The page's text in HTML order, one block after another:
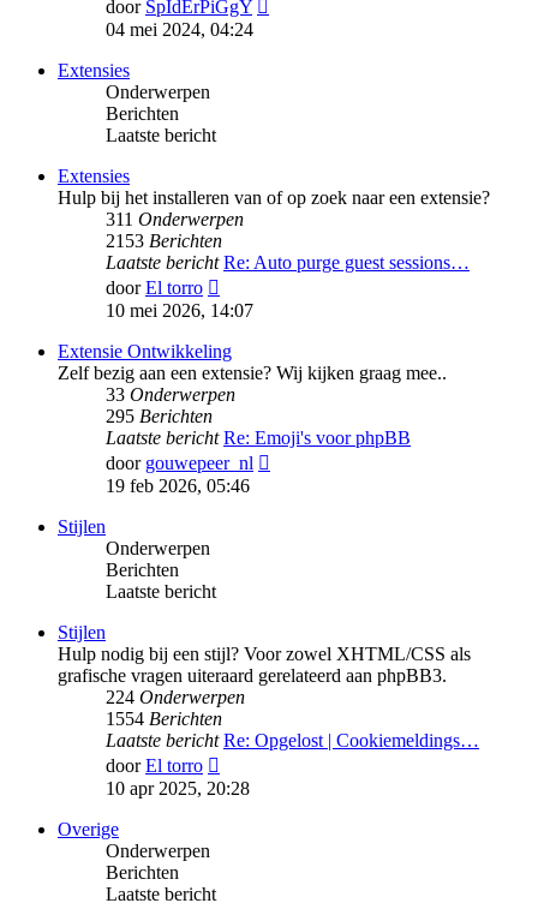
door SpIdErPiGgY
04 mei 2024, 04:24
Extensies
Onderwerpen
Berichten
Laatste bericht
Extensies
Hulp bij het installeren van of op zoek naar een extensie?
311 Onderwerpen
2153 Berichten
Laatste bericht Re: Auto purge guest sessions…
doorEl torro
laatste
10 mei 2026, 14:07
Extensie Ontwikkeling
Zelf bezig aan een extensie? Wij kijken graag mee..
33 Onderwerpen
295 Berichten
Laatste bericht Re: Emoji's voor phpBB
door gouwepeer_nl
19 feb 2026, 05:46
Stijlen
Onderwerpen
Berichten
Laatste bericht
Stijlen
Hulp nodig bij een stijl? Voor zowel XHTML/CSS als
grafische vragen uiteraard gerelateerd aan phpBB3.
224 Onderwerpen
1554 Berichten
Laatste bericht Re: Opgelost | Cookiemeldings…
doorEl torro
laatste
10 apr 2025, 20:28
Overige
Onderwerpen
Berichten
Laatste bericht